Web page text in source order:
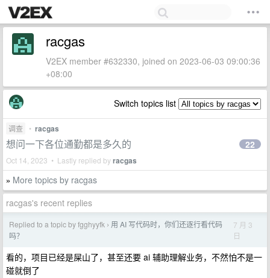
racgas
V2EX member #632330, joined on 2023-06-03 09:00:36
+08:00
Switch topics list
调查 • racgas
想问一下各位通勤都是多久的
Oct 14, 2023 • Lastly replied byracgas
22
» More topics by racgas
racgas's recent replies
Replied to a topic by fgghyyfk › 用 AI 写代码时，你们还逐行看代码
吗？
7 月 3
日
看的，项目已经是屎山了，甚至还要 ai 辅助理解业务，不然怕不是一
碰就倒了